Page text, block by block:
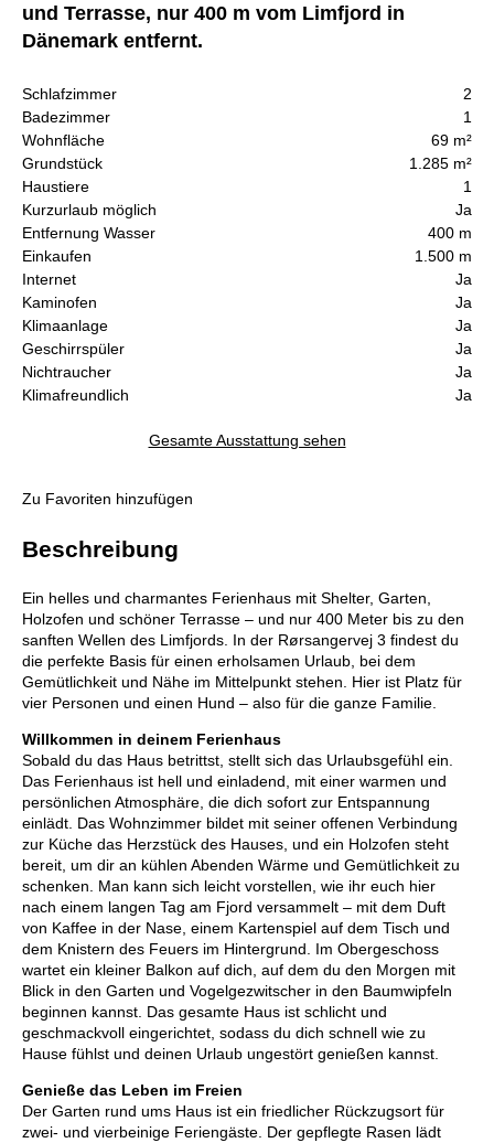
und Terrasse, nur 400 m vom Limfjord in
Dänemark entfernt.
Schlafzimmer
2
Badezimmer
1
Wohnfläche
69 m²
Grundstück
1.285 m²
Haustiere
1
Kurzurlaub möglich
Ja
Entfernung Wasser
400 m
Einkaufen
1.500 m
Internet
Ja
Kaminofen
Ja
Klimaanlage
Ja
Geschirrspüler
Ja
Nichtraucher
Ja
Klimafreundlich
Ja
Gesamte Ausstattung sehen
Zu Favoriten hinzufügen
Beschreibung
Ein helles und charmantes Ferienhaus mit Shelter, Garten,
Holzofen und schöner Terrasse – und nur 400 Meter bis zu den
sanften Wellen des Limfjords. In der Rørsangervej 3 findest du
die perfekte Basis für einen erholsamen Urlaub, bei dem
Gemütlichkeit und Nähe im Mittelpunkt stehen. Hier ist Platz für
vier Personen und einen Hund – also für die ganze Familie.
Willkommen in deinem Ferienhaus
Sobald du das Haus betrittst, stellt sich das Urlaubsgefühl ein.
Das Ferienhaus ist hell und einladend, mit einer warmen und
persönlichen Atmosphäre, die dich sofort zur Entspannung
einlädt. Das Wohnzimmer bildet mit seiner offenen Verbindung
zur Küche das Herzstück des Hauses, und ein Holzofen steht
bereit, um dir an kühlen Abenden Wärme und Gemütlichkeit zu
schenken. Man kann sich leicht vorstellen, wie ihr euch hier
nach einem langen Tag am Fjord versammelt – mit dem Duft
von Kaffee in der Nase, einem Kartenspiel auf dem Tisch und
dem Knistern des Feuers im Hintergrund. Im Obergeschoss
wartet ein kleiner Balkon auf dich, auf dem du den Morgen mit
Blick in den Garten und Vogelgezwitscher in den Baumwipfeln
beginnen kannst. Das gesamte Haus ist schlicht und
geschmackvoll eingerichtet, sodass du dich schnell wie zu
Hause fühlst und deinen Urlaub ungestört genießen kannst.
Genieße das Leben im Freien
Der Garten rund ums Haus ist ein friedlicher Rückzugsort für
zwei- und vierbeinige Feriengäste. Der gepflegte Rasen lädt